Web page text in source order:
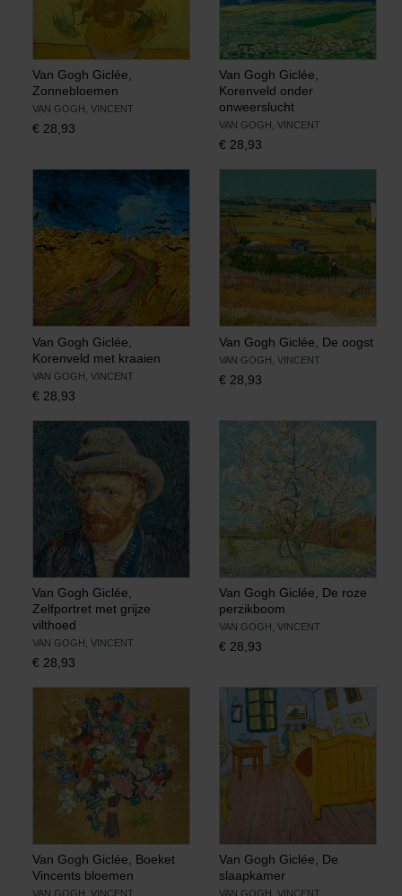
Van Gogh Giclée,
Zonnebloemen
VAN GOGH, VINCENT
€ 28,93
Van Gogh Giclée,
Korenveld onder
onweerslucht
VAN GOGH, VINCENT
€ 28,93
Van Gogh Giclée,
Korenveld met kraaien
VAN GOGH, VINCENT
€ 28,93
Van Gogh Giclée, De oogst
VAN GOGH, VINCENT
€ 28,93
Van Gogh Giclée,
Zelfportret met grijze
vilthoed
VAN GOGH, VINCENT
€ 28,93
Van Gogh Giclée, De roze
perzikboom
VAN GOGH, VINCENT
€ 28,93
Van Gogh Giclée, Boeket
Vincents bloemen
VAN GOGH, VINCENT
Van Gogh Giclée, De
slaapkamer
VAN GOGH, VINCENT